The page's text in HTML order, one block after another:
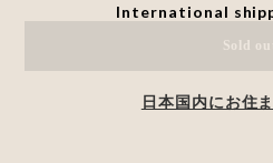
International
Sold
日本国内にお住